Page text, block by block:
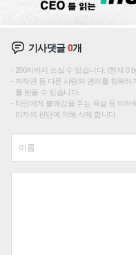
기사댓글0개
200자까지 쓰실 수 있습니다. (현재 0
저작권 등 다른 사람의 권리를 침해하
를 받을 수 있습니다.
타인에게 불쾌감을 주는 욕설 등 비
리자의 판단에 의해 삭제 합니다.